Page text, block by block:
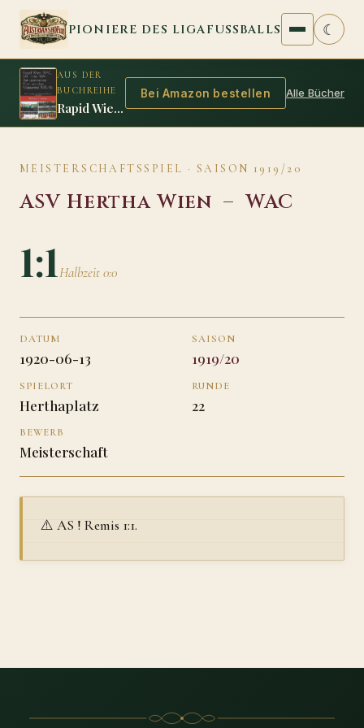
Zum Inhalt springen
PIONIERE DES LIGAFUSSBALLS ☾
AUS DER
BUCHREIHE
Rapid Wien, WAC, FAC oder WAF: Der spannende Krimi um den Meistertitel 1915/16
Bei Amazon bestellen Alle Bücher
MEISTERSCHAFTSSPIEL · SAISON 1919/20
ASV Hertha Wien –WAC
1:1Halbzeit 0:0
DATUM
1920-06-13
SAISON
1919/20
SPIELORT
Herthaplatz
RUNDE
22
BEWERB
Meisterschaft
⚠️ AS ! Remis 1:1.